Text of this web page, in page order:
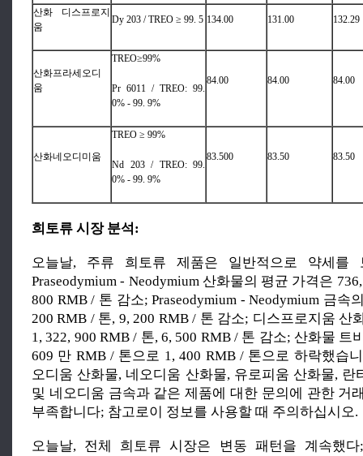
산화 디스프로지
움
Dy 203 / TREO ≥ 99. 5 134.00 131.00 132.29
산화프라세오디
움
TREO≥99%
Pr 6011 / TREO: 99.
0% - 99. 9%
84.00 84.00 84.00
산화네오디미움
TREO ≥ 99%
Nd 203 / TREO: 99.
0% - 99. 9%
83.500 83.50 83.50
희토류 시장 분석:
오늘날, 주류 희토류 제품은 일반적으로 약세를
Praseodymium - Neodymium 산화물의 평균 가격은
800 RMB / 톤 감소; Praseodymium - Neodymium 금속
200 RMB / 톤, 9, 200 RMB / 톤 감소; 디스프로지움 산
1, 322, 900 RMB / 톤, 6, 500 RMB / 톤 감소; 산화물 트
609 만 RMB / 톤으로 1, 400 RMB / 톤으로 하락했습
오디움 산화물, 네오디움 산화물, 유로피움 산화물, 란
및 네오디움 금속과 같은 제품에 대한 문의에 관한 거
부족합니다; 참고로이 정보를 사용할 때 주의하십시오.
오늘날, 전체 희토류 시장은 변동 패턴을 계속했다